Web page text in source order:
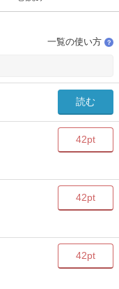
一覧の使い方 ？
読む
42pt
42pt
42pt